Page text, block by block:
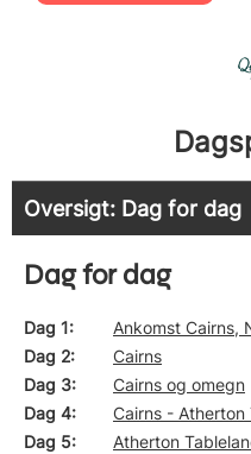
Oversigt: Dag for dag
Dag for dag
Dag 1
Ankomst Cairns,
Dag 2
Cairns
Dag 3
Cairns og omegn
Dag 4
Cairns - Atherton
Dag 5
Atherton